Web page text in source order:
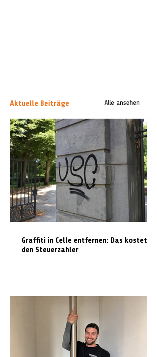
Aktuelle Beiträge Alle ansehen
Graffiti in Celle entfernen: Das kostet es
den Steuerzahler